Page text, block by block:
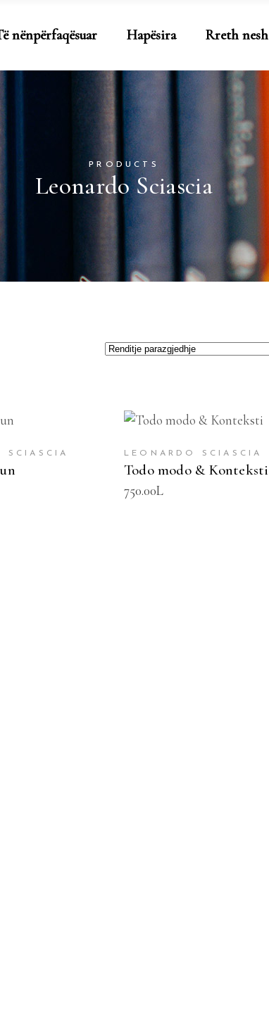
nënpërfaqësuar Hapësira Rreth nesh
PRODUCTS
Leonardo Sciascia
SCIASCIA LEONARDO SCIASCIA
Todo modo & Konteksti
750.00L